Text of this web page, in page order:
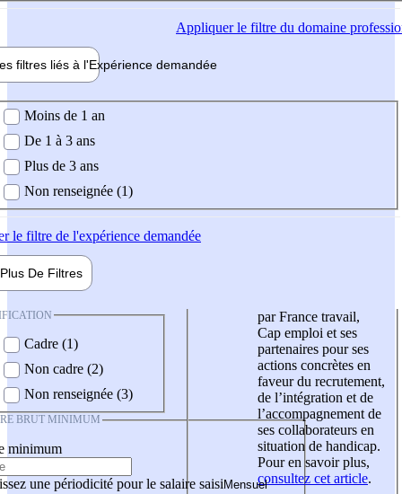
Appliquerle filtre du domaine
filtres liés à l'Expérience demandée
demandée
Moins de 1 an
De 1 à 3 ans
Plus de 3 ans
Non renseignée (1)
le filtre de l'expérience demandée
Plus De Filtres
Cadre (1)
Non cadre (2)
Non renseignée (3)
BRUT MINIMUM
minimum
une périodicité pour le salaire saisi
par France travail,
Cap emploi et ses
partenaires pour ses
actions concrètes en
faveur du recrutement,
de l’intégration et de
l’accompagnement de
ses collaborateurs en
situation de handicap.
Pour en savoir plus,
consultez cet article.